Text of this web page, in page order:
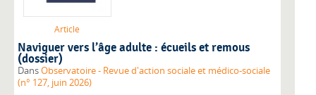
Article
Naviguer vers l’âge adulte : écueils et remous
(dossier)
DansObservatoire - Revue d'action sociale et médico-sociale
(n° 127, juin 2026)